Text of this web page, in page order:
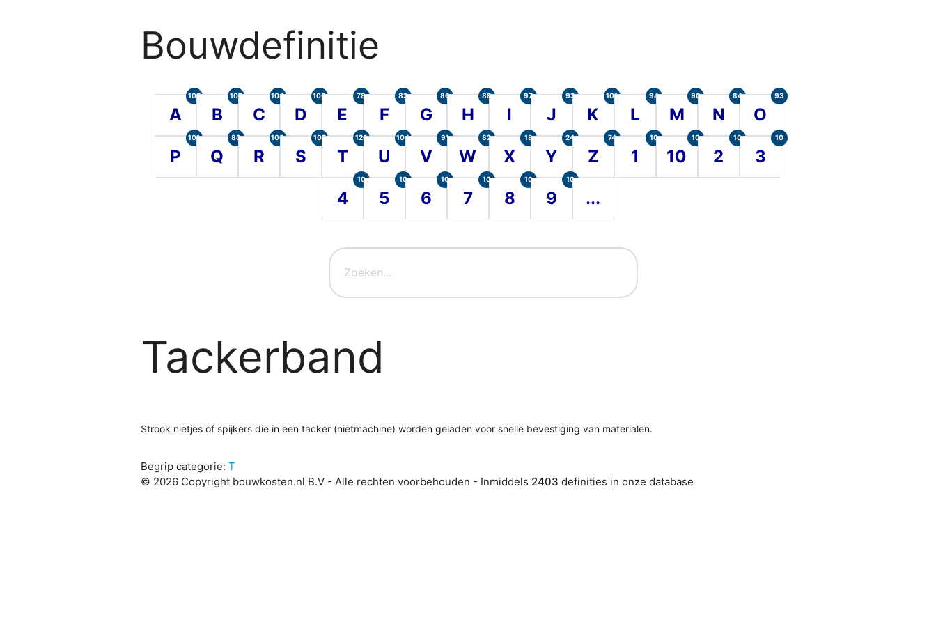
Bouwdefinitie
A
105
B
107
C
104
D
100
E
78
F
83
G
86
H
88
I
97
J
93
K
101
L
94
M
90
N
84
O
93
P
101
Q
80
R
100
S
107
T
120
U
104
V
91
W
82
X
18
Y
24
Z
74
1
10
10
10
2
10
3
10
4
10
5
10
6
10
7
10
8
10
9
10
...
Tackerband
Strook nietjes of spijkers die in een tacker (nietmachine) worden geladen voor snelle bevestiging van materialen.
Begrip categorie: T
© 2026 Copyright bouwkosten.nl B.V - Alle rechten voorbehouden - Inmiddels 2403 definities in onze database